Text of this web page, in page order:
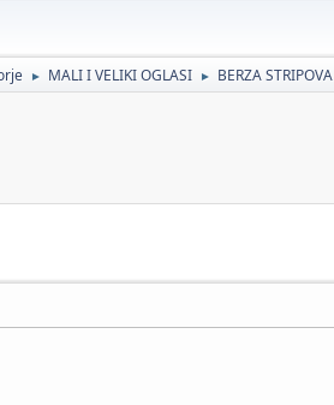
► MALI I VELIKI OGLASI ► BERZA STRIPOVA